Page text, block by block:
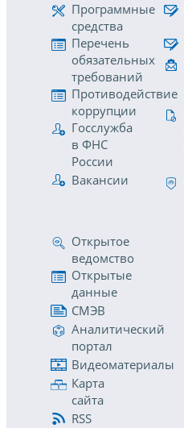
Программные
средства
Перечень
обязательных
требований
Противодействие
коррупции
Госслужба
в ФНС
России
Вакансии
Открытое
ведомство
Открытые
данные
СМЭВ
Аналитический
портал
Видеоматериалы
Карта
сайта
RSS